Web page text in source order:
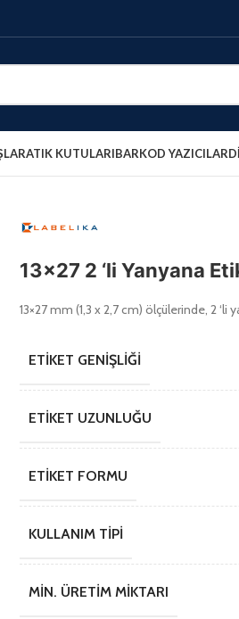
ATIK KUTULARIBARKOD YAZICILAR
13×27 2 ‘li Yanyana
13×27 mm (1,3 x 2,7 cm) ölçülerinde, 2 ‘li
ETIKET GENIŞLIĞI
ETIKET UZUNLUĞU
ETIKET FORMU
KULLANIM TIPI
MIN. ÜRETIM MIKTARI